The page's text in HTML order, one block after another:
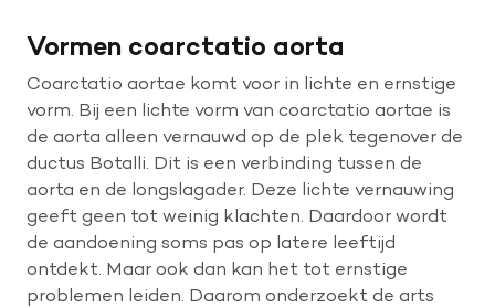
Help mee met geld
Help mee met tijd
Leven met
Wetenschappelijk onderzoek
Vormen coarctatio aorta
Coarctatio aortae komt voor in lichte en ernstige
vorm. Bij een lichte vorm van coarctatio aortae is
de aorta alleen vernauwd op de plek tegenover de
ductus Botalli. Dit is een verbinding tussen de
aorta en de longslagader. Deze lichte vernauwing
geeft geen tot weinig klachten. Daardoor wordt
de aandoening soms pas op latere leeftijd
ontdekt. Maar ook dan kan het tot ernstige
problemen leiden. Daarom onderzoekt de arts